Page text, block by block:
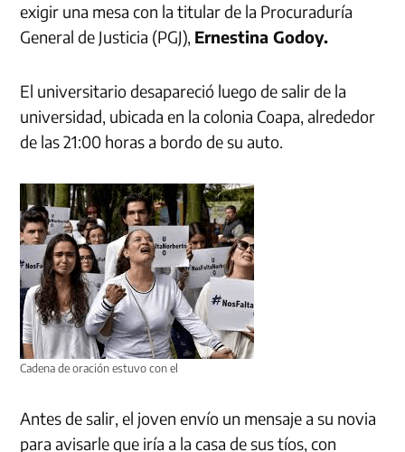
exigir una mesa con la titular de la Procuraduría
General de Justicia (PGJ), Ernestina Godoy.
El universitario desapareció luego de salir de la
universidad, ubicada en la colonia Coapa, alrededor
de las 21:00 horas a bordo de su auto.
Cadena de oración estuvo con el
Antes de salir, el joven envío un mensaje a su novia
para avisarle que iría a la casa de sus tíos, con